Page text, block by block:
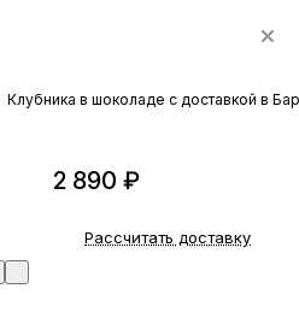
Клубника в шоколаде с доставкой в
2 890 ₽
Рассчитать доставку